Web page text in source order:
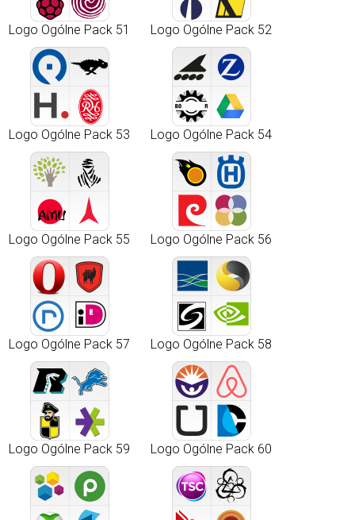
Logo Ogólne Pack 51 Logo Ogólne Pack 52
Logo Ogólne Pack 53 Logo Ogólne Pack 54
Logo Ogólne Pack 55 Logo Ogólne Pack 56
Logo Ogólne Pack 57 Logo Ogólne Pack 58
Logo Ogólne Pack 59 Logo Ogólne Pack 60